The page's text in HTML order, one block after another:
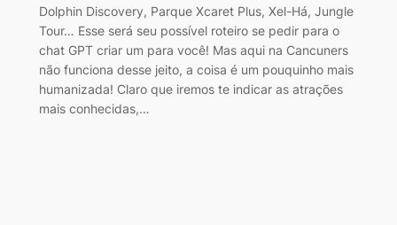
Dolphin Discovery, Parque Xcaret Plus, Xel-Há, Jungle
Tour… Esse será seu possível roteiro se pedir para o
chat GPT criar um para você! Mas aqui na Cancuners
não funciona desse jeito, a coisa é um pouquinho mais
humanizada! Claro que iremos te indicar as atrações
mais conhecidas,…